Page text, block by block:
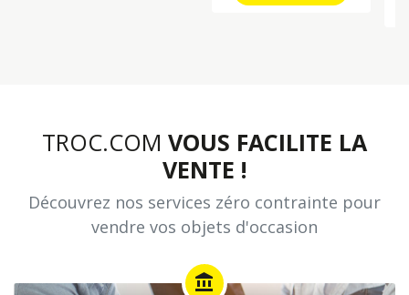
TROC.COM VOUS FACILITE LA
VENTE !
Découvrez nos services zéro contrainte pour
vendre vos objets d'occasion
account_balance